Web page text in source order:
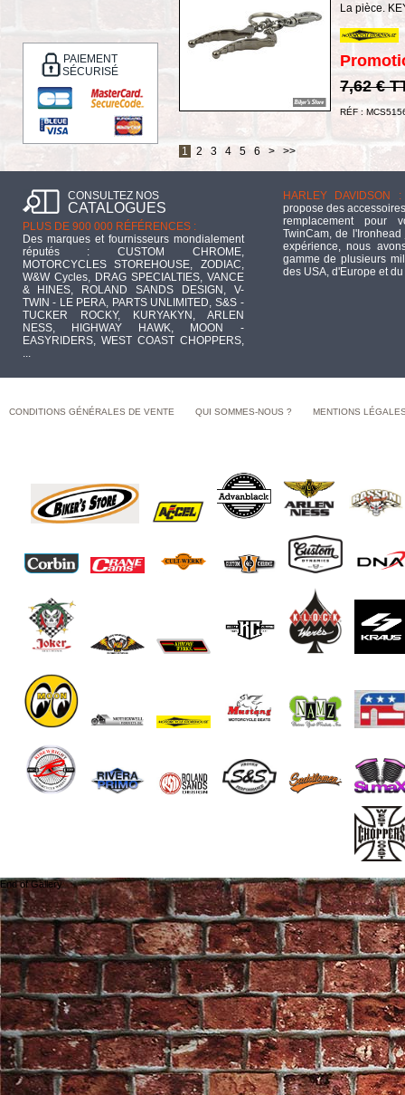
PAIEMENT
SÉCURISÉ
La pièce.
7,62 €
RÉF :
1 2 3 4 5 6 > >>
CONSULTEZ NOS
CATALOGUES
PLUS DE 900 000 RÉFÉRENCES :
Des marques et fournisseurs mondialement
réputés : CUSTOM CHROME,
MOTORCYCLES STOREHOUSE, ZODIAC,
W&W Cycles, DRAG SPECIALTIES, VANCE
& HINES, ROLAND SANDS DESIGN, V-
TWIN - LE PERA, PARTS UNLIMITED, S&S -
TUCKER ROCKY, KURYAKYN, ARLEN
NESS, HIGHWAY HAWK, MOON -
EASYRIDERS, WEST COAST CHOPPERS,
...
HARLEY DAVIDSON :
propose des
remplacement pour
TwinCam, de
expérience, nous
gamme de plusieurs
des USA, d'Europe et
CONDITIONS GÉNÉRALES DE VENTE QUI SOMMES-NOUS ? MENTIONS
End of Gallery